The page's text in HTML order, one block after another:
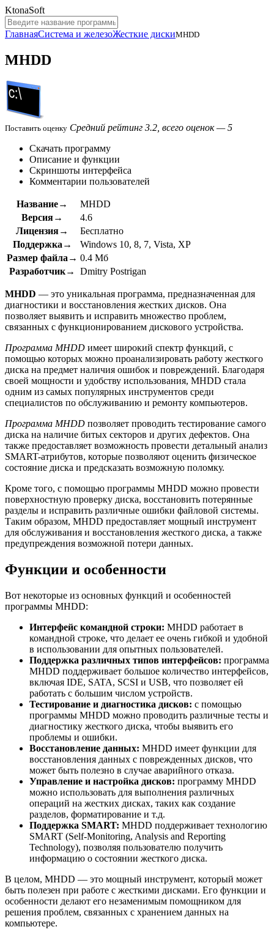
KtonaSoft
ГлавнаяСистема и железоЖесткие дискиMHDD
MHDD
Поставить оценку Средний рейтинг 3.2, всего оценок — 5
Скачать программу
Описание и функции
Скриншоты интерфейса
Комментарии пользователей
Название→
MHDD
Версия→
4.6
Лицензия→
Бесплатно
Поддержка→
Windows 10, 8, 7, Vista, XP
Размер файла→ 0.4 Мб
Разработчик→
Dmitry Postrigan
MHDD — это уникальная программа, предназначенная для
диагностики и восстановления жестких дисков. Она
позволяет выявить и исправить множество проблем,
связанных с функционированием дискового устройства.
Программа MHDD имеет широкий спектр функций, с
помощью которых можно проанализировать работу жесткого
диска на предмет наличия ошибок и повреждений. Благодаря
своей мощности и удобству использования, MHDD стала
одним из самых популярных инструментов среди
специалистов по обслуживанию и ремонту компьютеров.
Программа MHDD позволяет проводить тестирование самого
диска на наличие битых секторов и других дефектов. Она
также предоставляет возможность провести детальный анализ
SMART-атрибутов, которые позволяют оценить физическое
состояние диска и предсказать возможную поломку.
Кроме того, с помощью программы MHDD можно провести
поверхностную проверку диска, восстановить потерянные
разделы и исправить различные ошибки файловой системы.
Таким образом, MHDD предоставляет мощный инструмент
для обслуживания и восстановления жесткого диска, а также
предупреждения возможной потери данных.
Функции и особенности
Вот некоторые из основных функций и особенностей
программы MHDD:
Интерфейс командной строки: MHDD работает в
командной строке, что делает ее очень гибкой и удобной
в использовании для опытных пользователей.
Поддержка различных типов интерфейсов: программа
MHDD поддерживает большое количество интерфейсов,
включая IDE, SATA, SCSI и USB, что позволяет ей
работать с большим числом устройств.
Тестирование и диагностика дисков: с помощью
программы MHDD можно проводить различные тесты и
диагностику жесткого диска, чтобы выявить его
проблемы и ошибки.
Восстановление данных: MHDD имеет функции для
восстановления данных с поврежденных дисков, что
может быть полезно в случае аварийного отказа.
Управление и настройка дисков: программу MHDD
можно использовать для выполнения различных
операций на жестких дисках, таких как создание
разделов, форматирование и т.д.
Поддержка SMART: MHDD поддерживает технологию
SMART (Self-Monitoring, Analysis and Reporting
Technology), позволяя пользователю получить
информацию о состоянии жесткого диска.
В целом, MHDD — это мощный инструмент, который может
быть полезен при работе с жесткими дисками. Его функции и
особенности делают его незаменимым помощником для
решения проблем, связанных с хранением данных на
компьютере.